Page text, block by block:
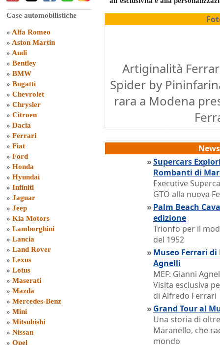
Case automobilistiche
» Alfa Romeo
» Aston Martin
» Audi
» Bentley
» BMW
» Bugatti
» Chevrolet
» Chrysler
» Citroen
» Dacia
» Ferrari
» Fiat
» Ford
» Honda
» Hyundai
» Infiniti
» Jaguar
» Jeep
» Kia Motors
» Lamborghini
» Lancia
» Land Rover
» Lexus
» Lotus
» Maserati
» Mazda
» Mercedes-Benz
» Mini
» Mitsubishi
» Nissan
» Opel
Artiginalità
Spider by
rara a Modena
»Supercars
Rombanti di
Executive
GTO alla nuova
» Palm Beach
edizione
Trionfo per il
del 1952
» Museo Ferrari
Agnelli
MEF: Gianni
Visita esclusiva
di Alfredo Ferrari
» Grand Tour al
Una storia di
Maranello, che
mondo